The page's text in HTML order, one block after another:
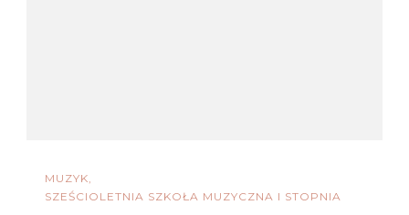
MUZYK
SZEŚCIOLETNIA SZKOŁA MUZYCZNA I STOPNIA